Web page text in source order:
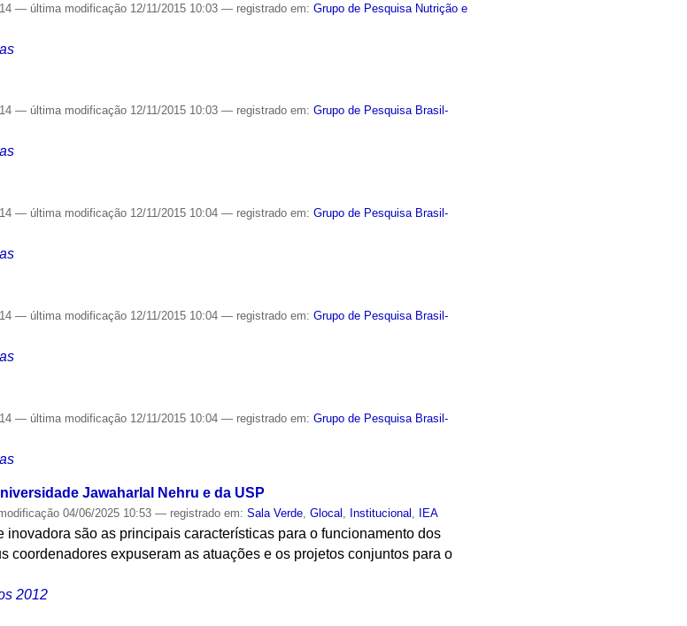
— última modificação 12/11/2015 10:03— registrado em:Grupo de Pesquisa Nutrição e
— última modificação 12/11/2015 10:03— registrado em:Grupo de Pesquisa Brasil-
— última modificação 12/11/2015 10:04— registrado em:Grupo de Pesquisa Brasil-
— última modificação 12/11/2015 10:04— registrado em:Grupo de Pesquisa Brasil-
— última modificação 12/11/2015 10:04— registrado em:Grupo de Pesquisa Brasil-
Jawaharlal Nehru e da USP
04/06/2025 10:53— registrado em:Sala Verde,Glocal , Institucional , IEA
são as principais características para o funcionamento dos
coordenadores expuseram as atuações e os projetos conjuntos para o
2012